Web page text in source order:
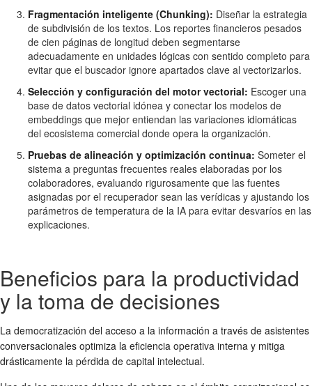
Fragmentación inteligente (Chunking): Diseñar la estrategia
de subdivisión de los textos. Los reportes financieros pesados
de cien páginas de longitud deben segmentarse
adecuadamente en unidades lógicas con sentido completo para
evitar que el buscador ignore apartados clave al vectorizarlos.
Selección y configuración del motor vectorial: Escoger una
base de datos vectorial idónea y conectar los modelos de
embeddings que mejor entiendan las variaciones idiomáticas
del ecosistema comercial donde opera la organización.
Pruebas de alineación y optimización continua: Someter el
sistema a preguntas frecuentes reales elaboradas por los
colaboradores, evaluando rigurosamente que las fuentes
asignadas por el recuperador sean las verídicas y ajustando los
parámetros de temperatura de la IA para evitar desvaríos en las
explicaciones.
Beneficios para la productividad
y la toma de decisiones
La democratización del acceso a la información a través de asistentes
conversacionales optimiza la eficiencia operativa interna y mitiga
drásticamente la pérdida de capital intelectual.